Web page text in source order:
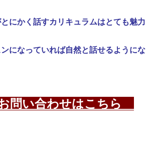
にかく話すカリキュラムはとても魅力
になっていれば自然と話せるようにな
問い合わせはこちら